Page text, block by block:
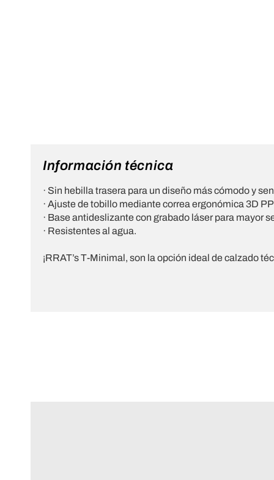
Información técnica
· Sin hebilla trasera para un diseño más cómodo y
· Ajuste de tobillo mediante correa ergonómica 3D
· Base antideslizante con grabado láser para mayor
· Resistentes al agua.
¡RRAT’s T-Minimal, son la opción ideal de calzado